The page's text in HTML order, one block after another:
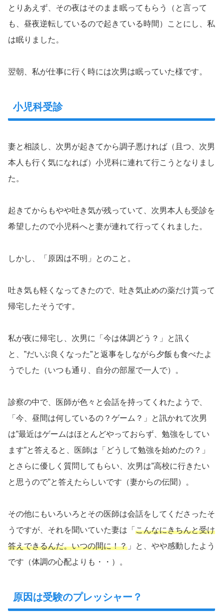
とりあえず、その夜はそのまま眠ってもらう（と言って
も、昼夜逆転しているので起きている時間）ことにし、私
は眠りました。
翌朝、私が仕事に行く時には次男は眠っていた様です。
小児科受診
妻と相談し、次男が起きてから調子悪ければ（且つ、次男
本人も行く気になれば）小児科に連れて行こうとなりまし
た。
起きてからもやや吐き気が残っていて、次男本人も受診を
希望したので小児科へと妻が連れて行ってくれました。
しかし、「原因は不明」とのこと。
吐き気も軽くなってきたので、吐き気止めの薬だけ貰って
帰宅したそうです。
私が夜に帰宅し、次男に「今は体調どう？」と訊く
と、”だいぶ良くなった”と返事をしながら夕飯も食べたよ
うでした（いつも通り、自分の部屋で一人で）。
診察の中で、医師が色々と会話を持ってくれたようで、
「今、昼間は何しているの？ゲーム？」と訊かれて次男
は”最近はゲームはほとんどやっておらず、勉強をしてい
ます”と答えると、医師は「どうして勉強を始めたの？」
とさらに優しく質問してもらい、次男は”高校に行きたい
と思うので”と答えたらしいです（妻からの伝聞）。
その他にもいろいろとその医師は会話をしてくださったそ
うですが、それを聞いていた妻は「 こんなにきちんと受け
答えできるんだ。いつの間に！？ 」と、やや感動したよう
です（体調の心配よりも・・）。
原因は受験のプレッシャー？